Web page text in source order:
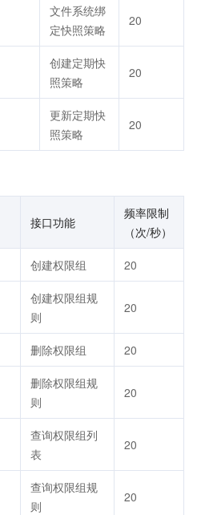
文件系统绑
定快照策略
20
创建定期快
照策略
20
更新定期快
照策略
20
接口功能
频率限制
（次/秒）
创建权限组 20
创建权限组规
则
20
删除权限组 20
删除权限组规
则
20
查询权限组列
表
20
查询权限组规
则
20